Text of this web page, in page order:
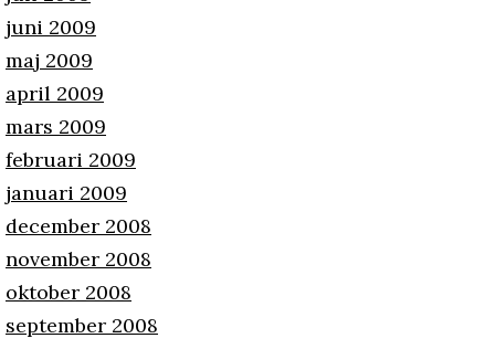
juni 2009
maj 2009
april 2009
mars 2009
februari 2009
januari 2009
december 2008
november 2008
oktober 2008
september 2008